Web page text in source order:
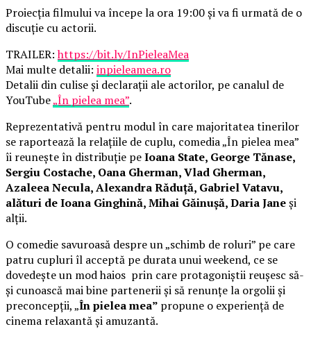
Proiecția filmului va începe la ora 19:00 și va fi urmată de o
discuție cu actorii.
TRAILER:https://bit.ly/InPieleaMea
Mai multe detalii: inpieleamea.ro
Detalii din culise și declarații ale actorilor, pe canalul de
YouTube„În pielea mea”.
Reprezentativă pentru modul în care majoritatea tinerilor
se raportează la relațiile de cuplu, comedia „În pielea mea”
îi reunește în distribuție peIoana State, George Tănase,
Sergiu Costache, Oana Gherman, Vlad Gherman,
Azaleea Necula, Alexandra Răduță, Gabriel Vatavu,
alături de Ioana Ginghină, Mihai Găinușă, Daria Janeși
alții.
O comedie savuroasă despre un „schimb de roluri” pe care
patru cupluri îl acceptă pe durata unui weekend, ce se
dovedește un mod haios prin care protagoniștii reușesc să-
și cunoască mai bine partenerii și să renunțe la orgolii și
preconcepții, „În pielea mea” propune o experiență de
cinema relaxantă și amuzantă.